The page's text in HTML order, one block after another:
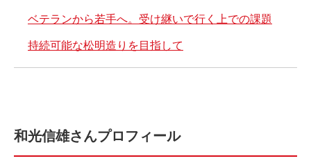
ベテランから若手へ。受け継いで行く上での課題
持続可能な松明造りを目指して
和光信雄さんプロフィール